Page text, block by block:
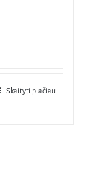
Skaityti plačiau